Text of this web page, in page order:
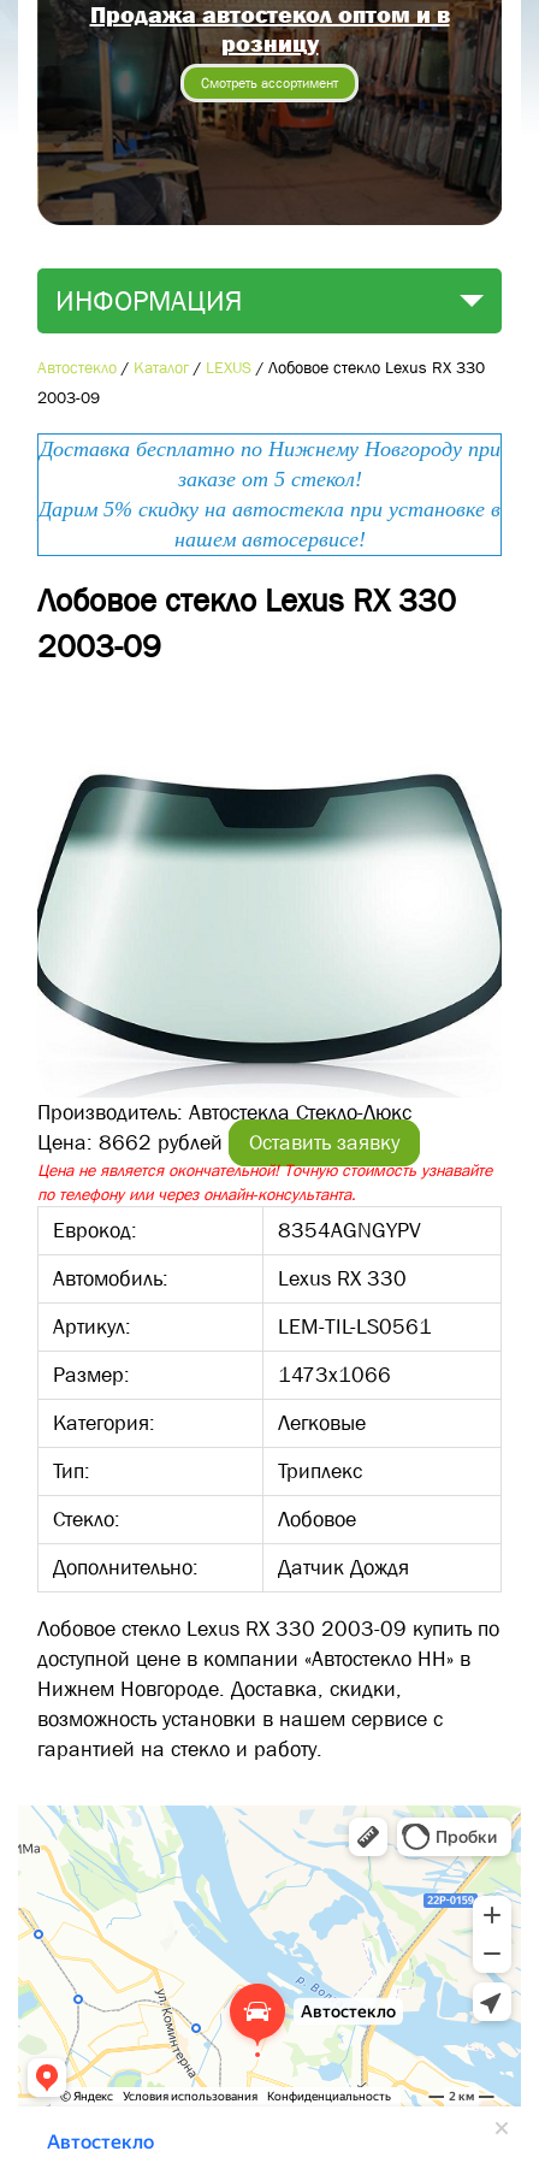
Продажа автостекол оптом и в
розницу
Смотреть ассортимент
ИНФОРМАЦИЯ
Автостекло / Каталог / LEXUS / Лобовое стекло Lexus RX 330
2003-09
Доставка бесплатно по Нижнему Новгороду при
заказе от 5 стекол!
Дарим 5% скидку на автостекла при установке в
нашем автосервисе!
Лобовое стекло Lexus RX 330
2003-09
Производитель: Автостекла Стекло-Люкс
Цена: 8662 рублей Оставить заявку
Цена не является окончательной! Точную стоимость узнавайте
по телефону или через онлайн-консультанта.
Еврокод:
8354AGNGYPV
Автомобиль:
Lexus RX 330
Артикул:
LEM-TIL-LS0561
Размер:
1473х1066
Категория:
Легковые
Тип:
Триплекс
Стекло:
Лобовое
Дополнительно:
Датчик Дождя
Лобовое стекло Lexus RX 330 2003-09 купить по
доступной цене в компании «Автостекло НН» в
Нижнем Новгороде. Доставка, скидки,
возможность установки в нашем сервисе с
гарантией на стекло и работу.
Отправить
Отправить заявку